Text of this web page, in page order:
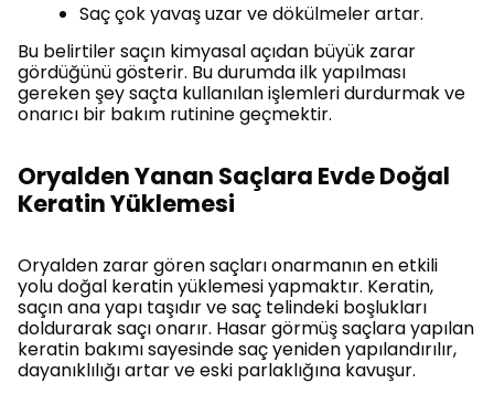
Saç çok yavaş uzar ve dökülmeler artar.
Bu belirtiler saçın kimyasal açıdan büyük zarar
gördüğünü gösterir. Bu durumda ilk yapılması
gereken şey saçta kullanılan işlemleri durdurmak ve
onarıcı bir bakım rutinine geçmektir.
Oryalden Yanan Saçlara Evde Doğal
Keratin Yüklemesi
Oryalden zarar gören saçları onarmanın en etkili
yolu doğal keratin yüklemesi yapmaktır. Keratin,
saçın ana yapı taşıdır ve saç telindeki boşlukları
doldurarak saçı onarır. Hasar görmüş saçlara yapılan
keratin bakımı sayesinde saç yeniden yapılandırılır,
dayanıklılığı artar ve eski parlaklığına kavuşur.